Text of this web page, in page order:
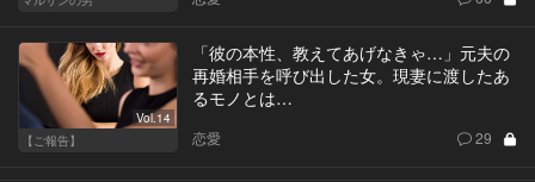
Vol.14
【ご報告】
「彼の本性、教えてあげなきゃ…」元夫の
再婚相手を呼び出した女。現妻に渡したあ
るモノとは…
恋愛 29